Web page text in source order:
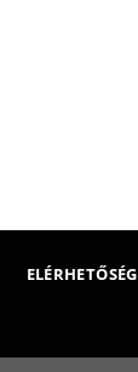
ELÉRHETŐSÉG